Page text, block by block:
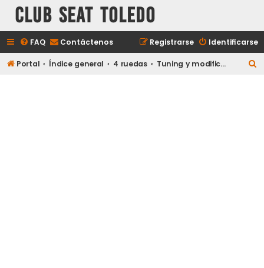
Club Seat Toledo
FAQ Contáctenos Identificarse
Registrarse
Portal Índice general 4 ruedas Tuning y modificaciones